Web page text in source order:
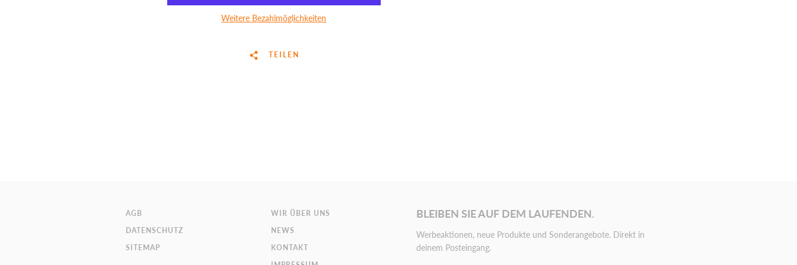
Weitere Bezahlmöglichkeiten
TEILEN
AGB
DATENSCHUTZ
SITEMAP
WIR ÜBER UNS
NEWS
KONTAKT
BLEIBEN SIE AUF DEM LAUFENDEN.
Werbeaktionen, neue Produkte und Sonderangebote. Direkt in
deinem Posteingang.